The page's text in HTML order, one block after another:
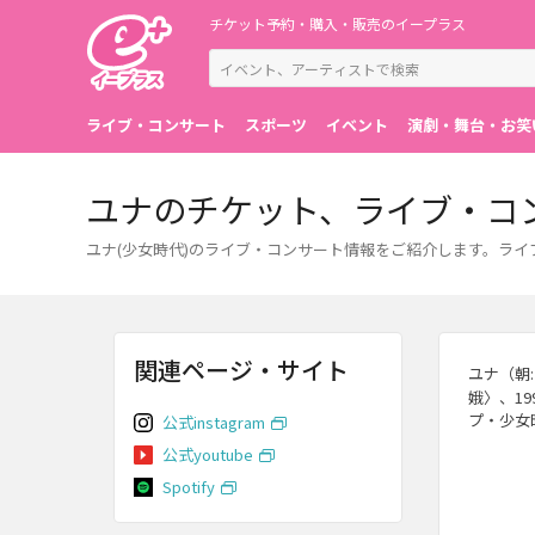
チケット予約・購入・販売のイープラス
ライブ・コンサート スポーツ イベント 演劇・舞台・お笑
ユナのチケット、ライブ・コ
ユナ(少女時代)のライブ・コンサート情報をご紹介します。ラ
ユナ（朝
娥〉、
プ・少女
関連ページ・サイト
公式instagram
公式youtube
Spotify